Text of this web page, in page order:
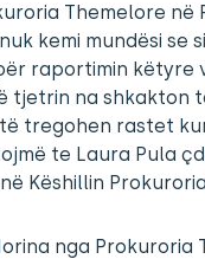
Themelore
kemi mundësi
raportimin këtyre
tjetrin na shkakton
tregohen rastet
te Laura Pula
Këshillin
nga